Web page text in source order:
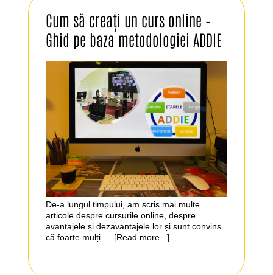
Cum să creați un curs online –
Ghid pe baza metodologiei ADDIE
De-a lungul timpului, am scris mai multe
articole despre cursurile online, despre
avantajele și dezavantajele lor și sunt convins
că foarte mulți … [Read more...]